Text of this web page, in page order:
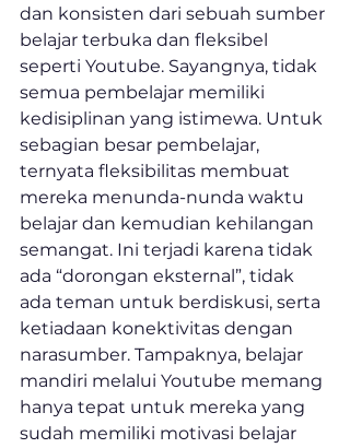
dan konsisten dari sebuah sumber
belajar terbuka dan fleksibel
seperti Youtube. Sayangnya, tidak
semua pembelajar memiliki
kedisiplinan yang istimewa. Untuk
sebagian besar pembelajar,
ternyata fleksibilitas membuat
mereka menunda-nunda waktu
belajar dan kemudian kehilangan
semangat. Ini terjadi karena tidak
ada “dorongan eksternal”, tidak
ada teman untuk berdiskusi, serta
ketiadaan konektivitas dengan
narasumber. Tampaknya, belajar
mandiri melalui Youtube memang
hanya tepat untuk mereka yang
sudah memiliki motivasi belajar